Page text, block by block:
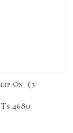
On（3
4680